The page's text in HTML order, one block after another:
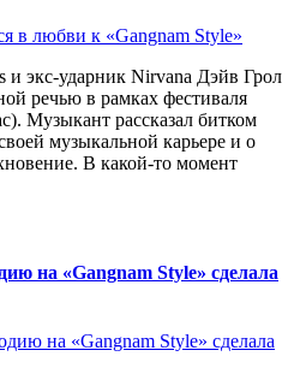
и экс-ударник Nirvana Дэйв Грол
речью в рамках фестиваля
Музыкант рассказал битком
музыкальной карьере и о
В какой-то момент
на «Gangnam Style» сделала